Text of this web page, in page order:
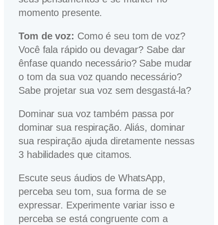
momento presente.
Tom de voz: Como é seu tom de voz?
Você fala rápido ou devagar? Sabe dar
ênfase quando necessário? Sabe mudar
o tom da sua voz quando necessário?
Sabe projetar sua voz sem desgastá-la?
Dominar sua voz também passa por
dominar sua respiração. Aliás, dominar
sua respiração ajuda diretamente nessas
3 habilidades que citamos.
Escute seus áudios de WhatsApp,
perceba seu tom, sua forma de se
expressar. Experimente variar isso e
perceba se está congruente com a